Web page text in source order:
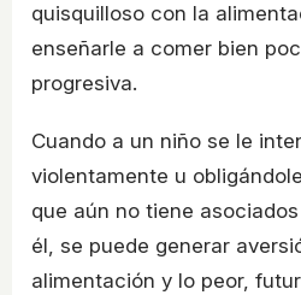
quisquilloso con la
enseñarle a comer bien
progresiva.
Cuando a un niño se le
violentamente u
que aún no tiene
él, se puede generar
alimentación y lo peor,